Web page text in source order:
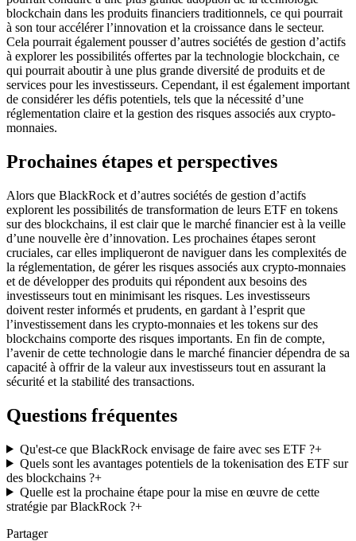
blockchain dans les produits financiers traditionnels, ce qui pourrait
à son tour accélérer l’innovation et la croissance dans le secteur.
Cela pourrait également pousser d’autres sociétés de gestion d’actifs
à explorer les possibilités offertes par la technologie blockchain, ce
qui pourrait aboutir à une plus grande diversité de produits et de
services pour les investisseurs. Cependant, il est également important
de considérer les défis potentiels, tels que la nécessité d’une
réglementation claire et la gestion des risques associés aux crypto-
monnaies.
Prochaines étapes et perspectives
Alors que BlackRock et d’autres sociétés de gestion d’actifs
explorent les possibilités de transformation de leurs ETF en tokens
sur des blockchains, il est clair que le marché financier est à la veille
d’une nouvelle ère d’innovation. Les prochaines étapes seront
cruciales, car elles impliqueront de naviguer dans les complexités de
la réglementation, de gérer les risques associés aux crypto-monnaies
et de développer des produits qui répondent aux besoins des
investisseurs tout en minimisant les risques. Les investisseurs
doivent rester informés et prudents, en gardant à l’esprit que
l’investissement dans les crypto-monnaies et les tokens sur des
blockchains comporte des risques importants. En fin de compte,
l’avenir de cette technologie dans le marché financier dépendra de sa
capacité à offrir de la valeur aux investisseurs tout en assurant la
sécurité et la stabilité des transactions.
Questions fréquentes
Qu'est-ce que BlackRock envisage de faire avec ses ETF ?+
Quels sont les avantages potentiels de la tokenisation des ETF sur
des blockchains ?+
Quelle est la prochaine étape pour la mise en œuvre de cette
stratégie par BlackRock ?+
Partager